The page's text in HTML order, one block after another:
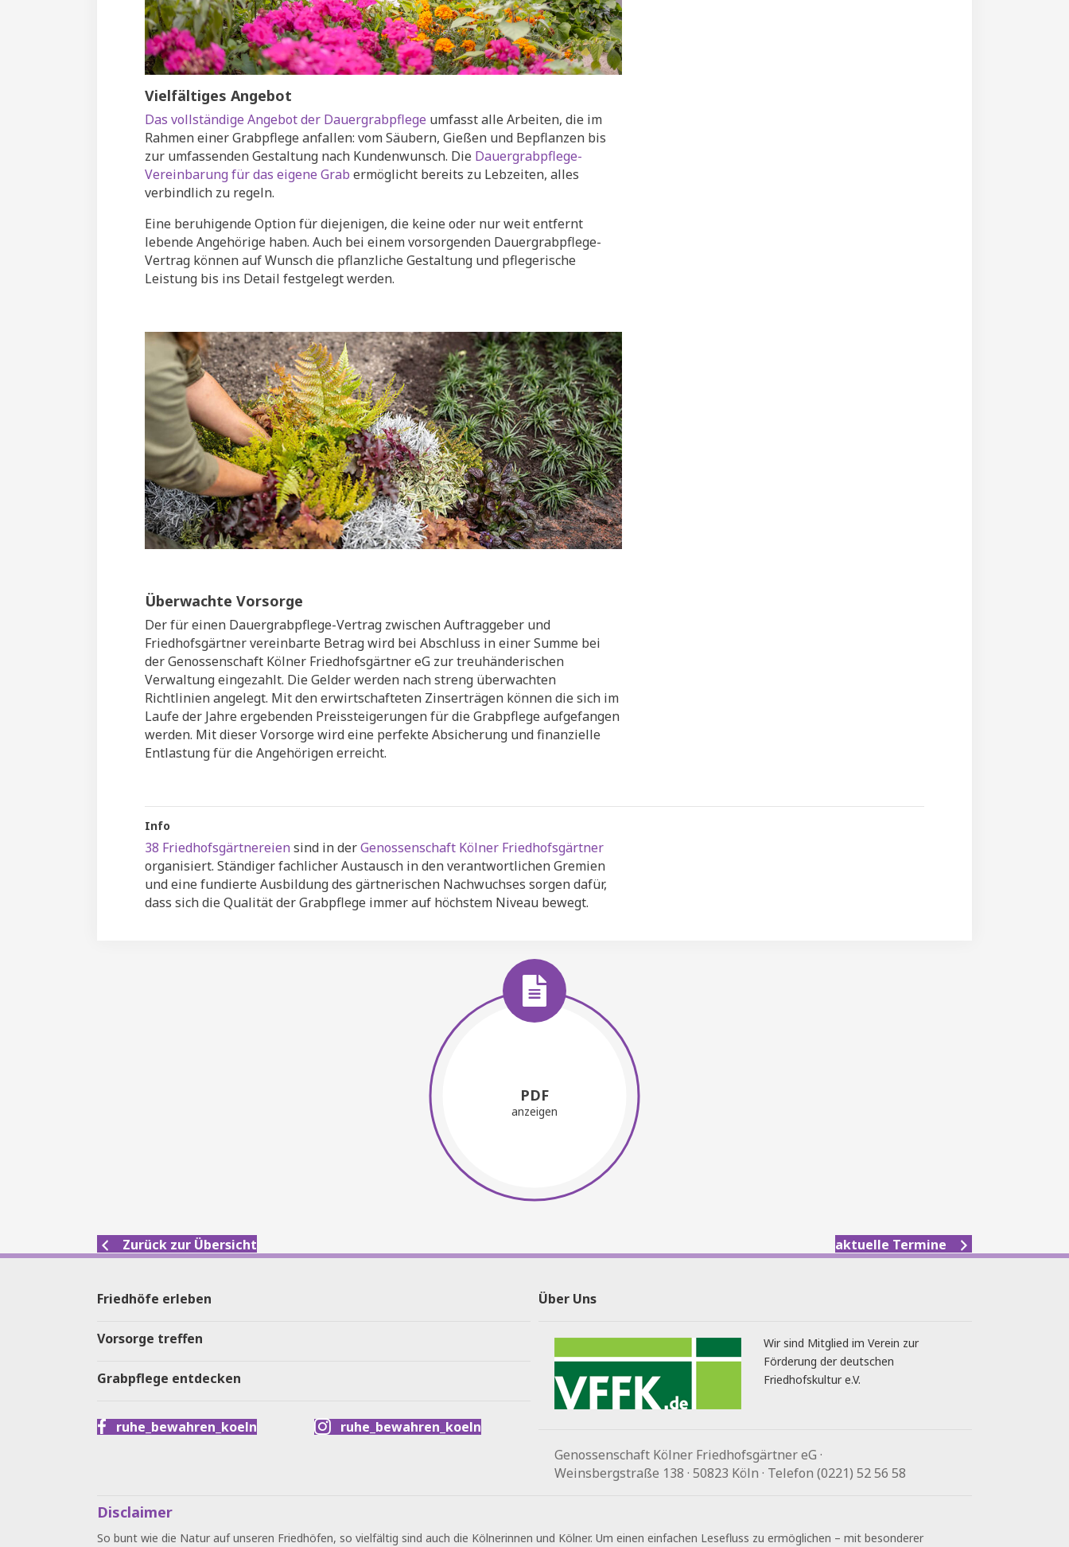
Vielfältiges Angebot
Das vollständige Angebot der Dauergrabpflege umfasst alle Arbeiten, die im
Rahmen einer Grabpflege anfallen: vom Säubern, Gießen und Bepflanzen bis
zur umfassenden Gestaltung nach Kundenwunsch. Die Dauergrabpflege-
Vereinbarung für das eigene Grab ermöglicht bereits zu Lebzeiten, alles
verbindlich zu regeln.
Eine beruhigende Option für diejenigen, die keine oder nur weit entfernt
lebende Angehörige haben. Auch bei einem vorsorgenden Dauergrabpflege-
Vertrag können auf Wunsch die pflanzliche Gestaltung und pflegerische
Leistung bis ins Detail festgelegt werden.
Überwachte Vorsorge
Der für einen Dauergrabpflege-Vertrag zwischen Auftraggeber und
Friedhofsgärtner vereinbarte Betrag wird bei Abschluss in einer Summe bei
der Genossenschaft Kölner Friedhofsgärtner eG zur treuhänderischen
Verwaltung eingezahlt. Die Gelder werden nach streng überwachten
Richtlinien angelegt. Mit den erwirtschafteten Zinserträgen können die sich im
Laufe der Jahre ergebenden Preissteigerungen für die Grabpflege aufgefangen
werden. Mit dieser Vorsorge wird eine perfekte Absicherung und finanzielle
Entlastung für die Angehörigen erreicht.
Info
38 Friedhofsgärtnereien sind in derGenossenschaft Kölner Friedhofsgärtner
organisiert. Ständiger fachlicher Austausch in den verantwortlichen Gremien
und eine fundierte Ausbildung des gärtnerischen Nachwuchses sorgen dafür,
dass sich die Qualität der Grabpflege immer auf höchstem Niveau bewegt.
PDF
anzeigen
Zurück zur Übersicht aktuelle Termine
Friedhöfe erleben
Vorsorge treffen
Grabpflege entdecken
ruhe_bewahren_koeln ruhe_bewahren_koeln
Über Uns
Wir sind Mitglied im Verein zur
Förderung der deutschen
Friedhofskultur e.V.
Genossenschaft Kölner Friedhofsgärtner eG ·
Weinsbergstraße 138 · 50823 Köln · Telefon (0221) 52 56 58
Disclaimer
So bunt wie die Natur auf unseren Friedhöfen, so vielfältig sind auch die Kölnerinnen und Kölner. Um einen einfachen Lesefluss zu ermöglichen – mit besonderer